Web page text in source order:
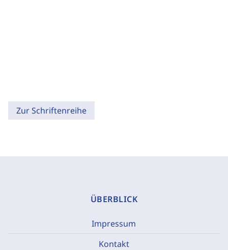
Zur Schriftenreihe
ÜBERBLICK
Impressum
Kontakt